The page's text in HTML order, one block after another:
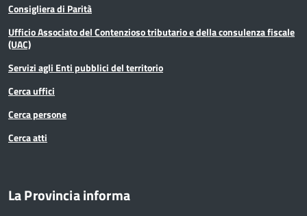
Consigliera di Parità
Ufficio Associato del Contenzioso tributario e della consulenza fiscale
(UAC)
Servizi agli Enti pubblici del territorio
Cerca uffici
Cerca persone
Cerca atti
La Provincia informa